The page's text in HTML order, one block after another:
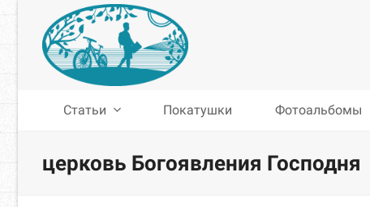
Статьи Покатушки Фотоальбомы
церковь Богоявления Господня